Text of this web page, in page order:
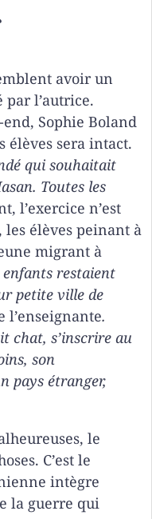
avoir un
l’autrice.
Sophie Boland
élèves sera intact.
qui souhaitait
Toutes les
l’exercice n’est
les élèves peinant à
migrant à
enfants restaient
petite ville de
l’enseignante.
chat, s’inscrire au
son
pays étranger,
le
C’est le
intègre
la guerre qui